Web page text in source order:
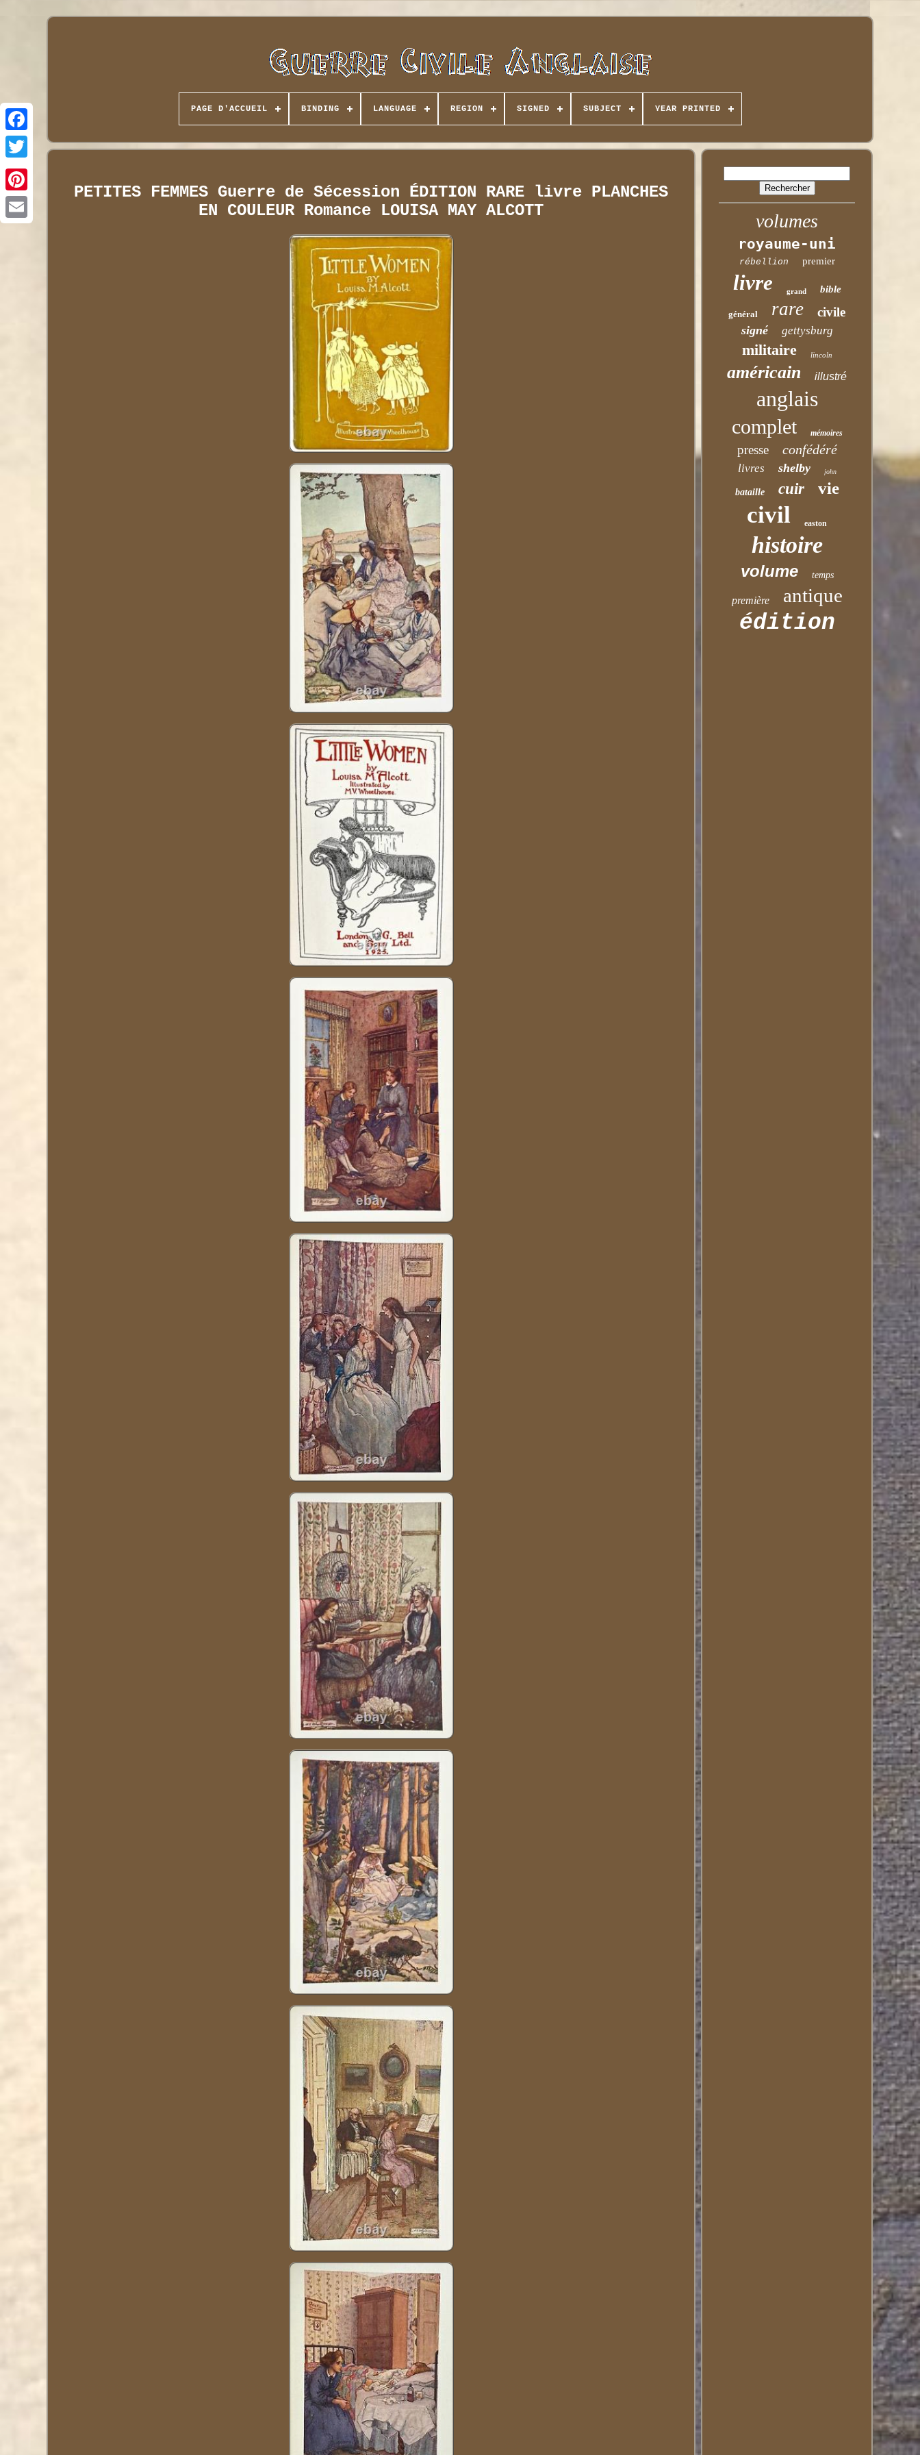
PAGE D'ACCUEIL BINDING LANGUAGE REGION SIGNED SUBJECT YEAR PRINTED
PETITES FEMMES Guerre de Sécession ÉDITION RARE livre PLANCHES
EN COULEUR Romance LOUISA MAY ALCOTT
volumes
royaume-uni
rébellion premier
livre grand bible
général rare civile
signé gettysburg
militaire lincoln
américain illustré
anglais
complet mémoires
presse confédéré
livres shelby john
bataille cuir vie
civil easton
histoire
volume temps
première antique
édition